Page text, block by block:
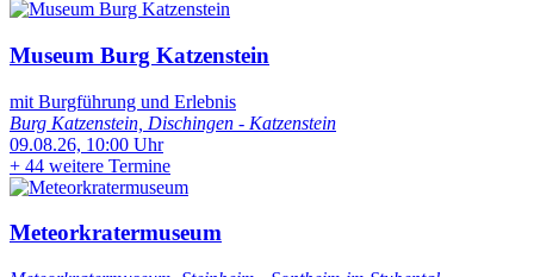
Museum Burg Katzenstein
mit Burgführung und Erlebnis
Burg Katzenstein, Dischingen - Katzenstein
09.08.26, 10:00 Uhr
+ 44 weitere Termine
Meteorkratermuseum